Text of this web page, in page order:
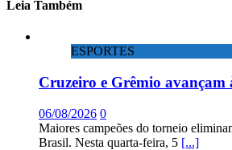
Leia Também
ESPORTES
Cruzeiro e Grêmio
06/08/2026 0
Maiores campeões do torneio
Brasil. Nesta quarta-feira, 5 [...]